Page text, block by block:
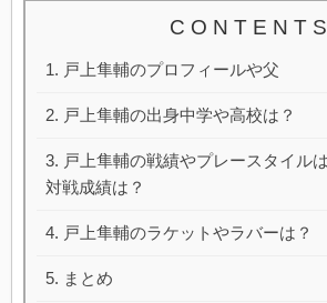
C O N T E N T S
戸上隼輔のプロフィールや父
戸上隼輔の出身中学や高校は？
戸上隼輔の戦績やプレースタイル
対戦成績は？
戸上隼輔のラケットやラバーは？
まとめ